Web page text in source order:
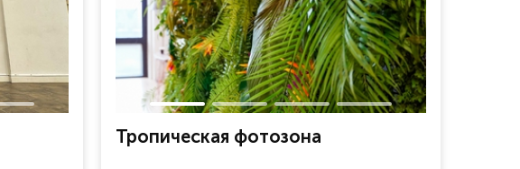
Тропическая фотозона